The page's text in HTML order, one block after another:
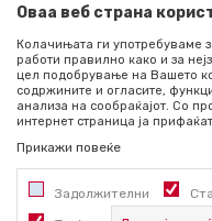
комплетни и без грешки.
секој момент.
проверите со повик на
©2026 literatura.mk,
задржани.
Оваа веб страна
Колачињата ги употребуваме
работи правилно како и за
цел подобрување на Вашето
содржините и огласите,
анализа на сообраќајот. Со
интернет страница ја
Прикажи повеќе
Задолжителни